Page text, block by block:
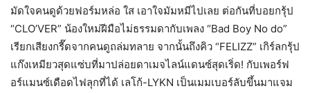
มัดใจคนดูด้วยฟอร์มหล่อ ใส เอาใจมัมหมีไปเลย ต่อกันที่บอยกรุ้ป
“CLO’VER” น้องใหม่ฝีมือไม่ธรรมดากับเพลง “Bad Boy No do”
เรียกเสียงกรี๊ดจากคนดูถล่มทลาย จากนั้นถึงคิว “FELIZZ” เกิร์ลกรุ้ป
แก๊งเหมียวสุดแซ่บที่มาปล่อยดาเมจไลน์แดนซ์สุดเริ่ด! กับเพอร์ฟ
อร์แมนซ์เดือดไฟลุกที่ได้ เลโก้-LYKN เป็นเมมเบอร์ลับขึ้นมาแจม